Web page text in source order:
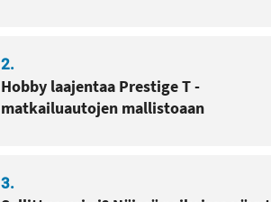
2.
Hobby laajentaa Prestige T -
matkailuautojen mallistoaan
3.